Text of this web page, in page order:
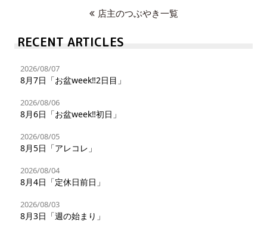
店主のつぶやき一覧
RECENT ARTICLES
2026/08/07
8月7日「お盆week‼︎2日目」
2026/08/06
8月6日「お盆week‼︎初日」
2026/08/05
8月5日「アレコレ」
2026/08/04
8月4日「定休日前日」
2026/08/03
8月3日「週の始まり」